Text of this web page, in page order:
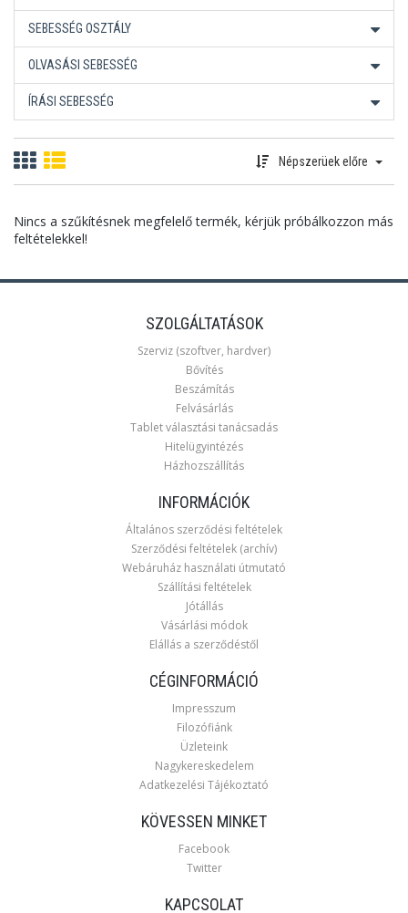
SEBESSÉG OSZTÁLY
OLVASÁSI SEBESSÉG
ÍRÁSI SEBESSÉG
Népszerüek előre
Nincs a szűkítésnek megfelelő termék, kérjük próbálkozzon más
feltételekkel!
SZOLGÁLTATÁSOK
Szerviz (szoftver, hardver)
Bővítés
Beszámítás
Felvásárlás
Tablet választási tanácsadás
Hitelügyintézés
Házhozszállítás
INFORMÁCIÓK
Általános szerződési feltételek
Szerződési feltételek (archív)
Webáruház használati útmutató
Szállítási feltételek
Jótállás
Vásárlási módok
Elállás a szerződéstől
CÉGINFORMÁCIÓ
Impresszum
Filozófiánk
Üzleteink
Nagykereskedelem
Adatkezelési Tájékoztató
KÖVESSEN MINKET
Facebook
Twitter
KAPCSOLAT